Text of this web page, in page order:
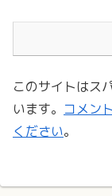
このサイトはス
います。 コメン
ください。